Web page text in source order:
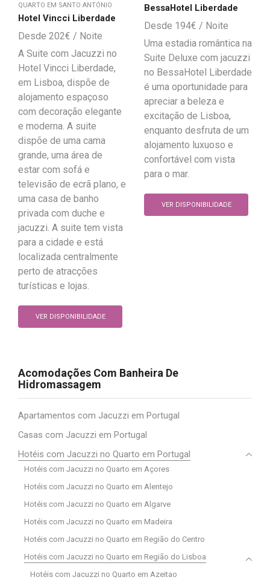
QUARTO EM SANTO ANTÓNIO
Hotel Vincci Liberdade
202€
A Suite com Jacuzzi no
Hotel Vincci Liberdade,
em Lisboa, dispõe de
alojamento espaçoso
com decoração elegante
e moderna. A suite
dispõe de uma cama
grande, uma área de
estar com sofá e
televisão de ecrã plano, e
uma casa de banho
privada com duche e
jacuzzi. A suite tem vista
para a cidade e está
localizada centralmente
perto de atracções
turísticas e lojas.
VER DISPONIBILIDADE
BessaHotel Liberdade
194€
Uma estadia romântica na
Suite Deluxe com jacuzzi
no BessaHotel Liberdade
é uma oportunidade para
apreciar a beleza e
excitação de Lisboa,
enquanto desfruta de um
alojamento luxuoso e
confortável com vista
para o mar.
VER DISPONIBILIDADE
Acomodações Com Banheira De
Hidromassagem
Apartamentos com Jacuzzi em Portugal
Casas com Jacuzzi em Portugal
Hotéis com Jacuzzi no Quarto em Portugal
Hotéis com Jacuzzi no Quarto em Açores
Hotéis com Jacuzzi no Quarto em Alentejo
Hotéis com Jacuzzi no Quarto em Algarve
Hotéis com Jacuzzi no Quarto em Madeira
Hotéis com Jacuzzi no Quarto em Região do Centro
Hotéis com Jacuzzi no Quarto em Região do Lisboa
Hotéis com Jacuzzi no Quarto em Azeitao